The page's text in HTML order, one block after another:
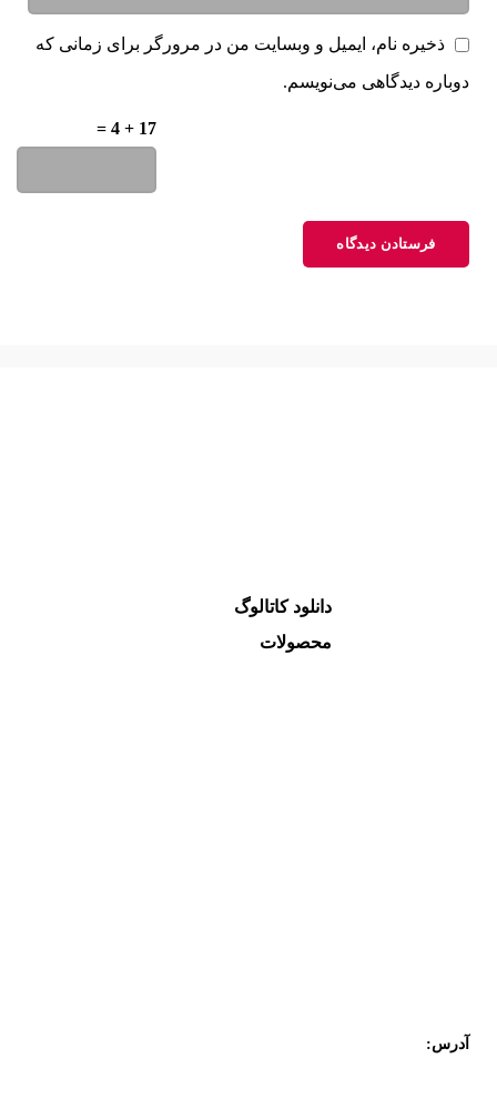
ذخیره نام، ایمیل و وبسایت من در مرورگر برای زمانی که
دوباره دیدگاهی می‌نویسم.
17 + 4 =
دانلود کاتالوگ
محصولات
آدرس: